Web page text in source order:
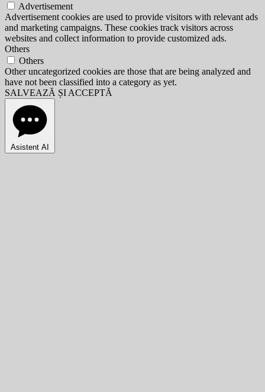
Advertisement
Advertisement cookies are used to provide visitors with relevant ads
and marketing campaigns. These cookies track visitors across
websites and collect information to provide customized ads.
Others
Others
Other uncategorized cookies are those that are being analyzed and
have not been classified into a category as yet.
SALVEAZĂ ȘI ACCEPTĂ
Asistent AI